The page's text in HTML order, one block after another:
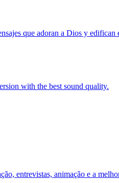
que adoran a Dios y
with the best sound quality.
entrevistas, animação e a